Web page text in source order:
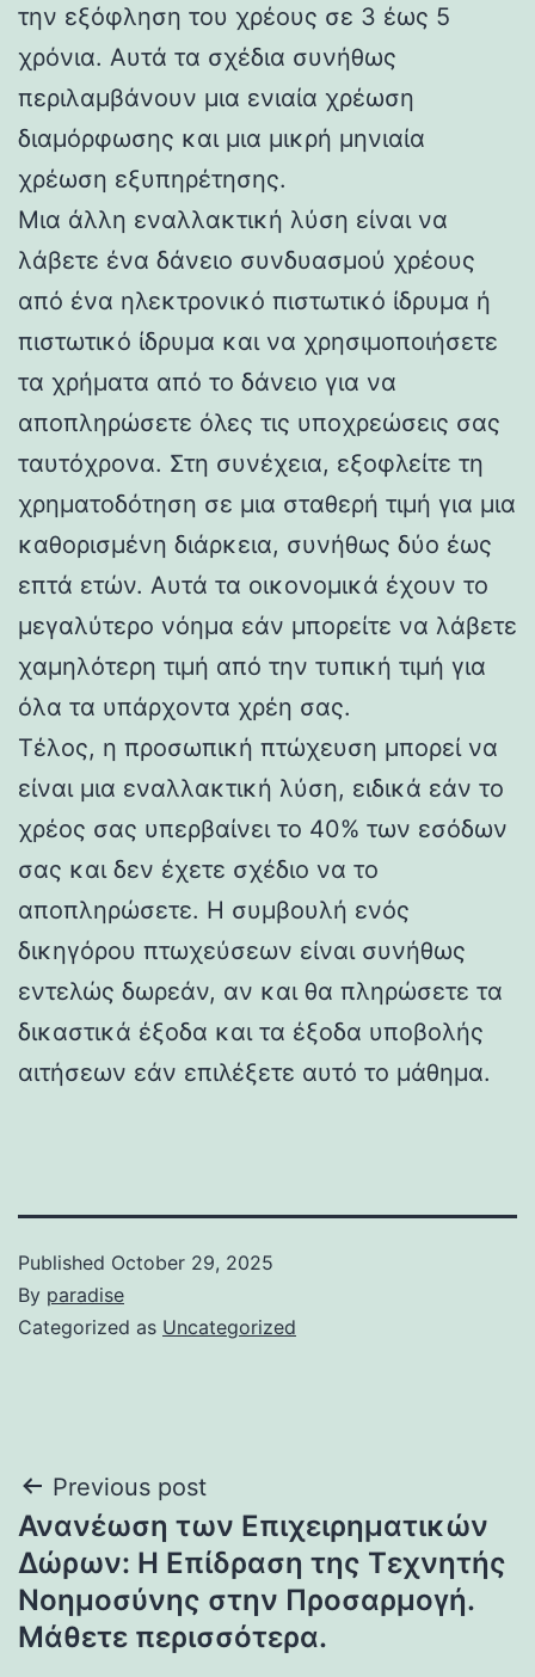
την εξόφληση του χρέους σε 3 έως 5
χρόνια. Αυτά τα σχέδια συνήθως
περιλαμβάνουν μια ενιαία χρέωση
διαμόρφωσης και μια μικρή μηνιαία
χρέωση εξυπηρέτησης.
Μια άλλη εναλλακτική λύση είναι να
λάβετε ένα δάνειο συνδυασμού χρέους
από ένα ηλεκτρονικό πιστωτικό ίδρυμα ή
πιστωτικό ίδρυμα και να χρησιμοποιήσετε
τα χρήματα από το δάνειο για να
αποπληρώσετε όλες τις υποχρεώσεις σας
ταυτόχρονα. Στη συνέχεια, εξοφλείτε τη
χρηματοδότηση σε μια σταθερή τιμή για μια
καθορισμένη διάρκεια, συνήθως δύο έως
επτά ετών. Αυτά τα οικονομικά έχουν το
μεγαλύτερο νόημα εάν μπορείτε να λάβετε
χαμηλότερη τιμή από την τυπική τιμή για
όλα τα υπάρχοντα χρέη σας.
Τέλος, η προσωπική πτώχευση μπορεί να
είναι μια εναλλακτική λύση, ειδικά εάν το
χρέος σας υπερβαίνει το 40% των εσόδων
σας και δεν έχετε σχέδιο να το
αποπληρώσετε. Η συμβουλή ενός
δικηγόρου πτωχεύσεων είναι συνήθως
εντελώς δωρεάν, αν και θα πληρώσετε τα
δικαστικά έξοδα και τα έξοδα υποβολής
αιτήσεων εάν επιλέξετε αυτό το μάθημα.
Published October 29, 2025
By paradise
Categorized as Uncategorized
Post
navigation
Previous post
Ανανέωση των Επιχειρηματικών
Δώρων: Η Επίδραση της Τεχνητής
Νοημοσύνης στην Προσαρμογή.
Μάθετε περισσότερα.